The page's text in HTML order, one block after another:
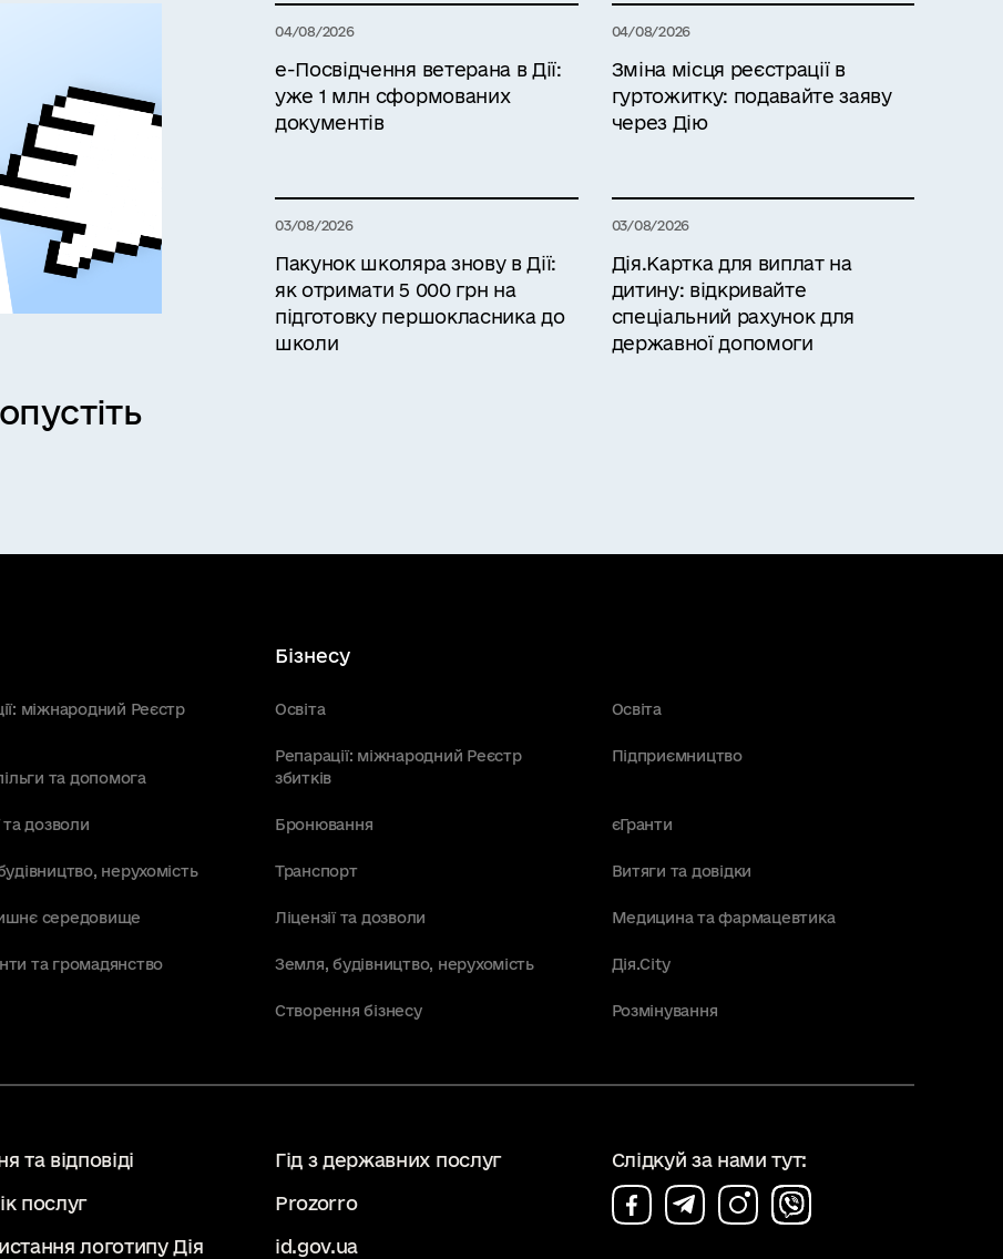
04/08/2026
е-Посвідчення ветерана в Дії:
уже 1 млн сформованих
документів
04/08/2026
Зміна місця реєстрації в
гуртожитку: подавайте заяву
через Дію
03/08/2026
Пакунок школяра знову в Дії:
як отримати 5 000 грн на
підготовку першокласника до
школи
03/08/2026
Дія.Картка для виплат на
дитину: відкривайте
спеціальний рахунок для
державної допомоги
міжнародний Реєстр
та допомога
та дозволи
нерухомість
середовище
та громадянство
Бізнесу
Освіта Освіта
Репарації: міжнародний Реєстр
збитків
Підприємництво
Бронювання єГранти
Транспорт Витяги та довідки
Ліцензії та дозволи Медицина та фармацевтика
Земля, будівництво, нерухомість Дія.City
Створення бізнесу Розмінування
та відповіді Гід з державних послуг
послуг Prozorro
логотипу Дія id.gov.ua
Слідкуй за нами тут: